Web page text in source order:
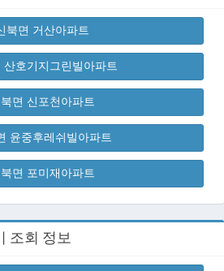
북면 거산아파트
산호기지그린빌아파트
면 신포천아파트
윤중후레쉬빌아파트
면 포미재아파트
조회 정보